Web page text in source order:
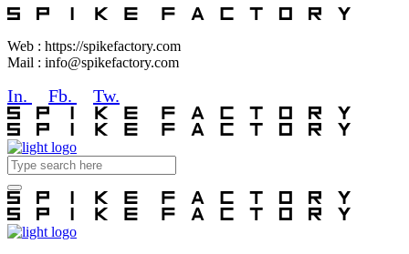
Web : https://spikefactory.com
Mail : info@spikefactory.com
In. Fb. Tw.